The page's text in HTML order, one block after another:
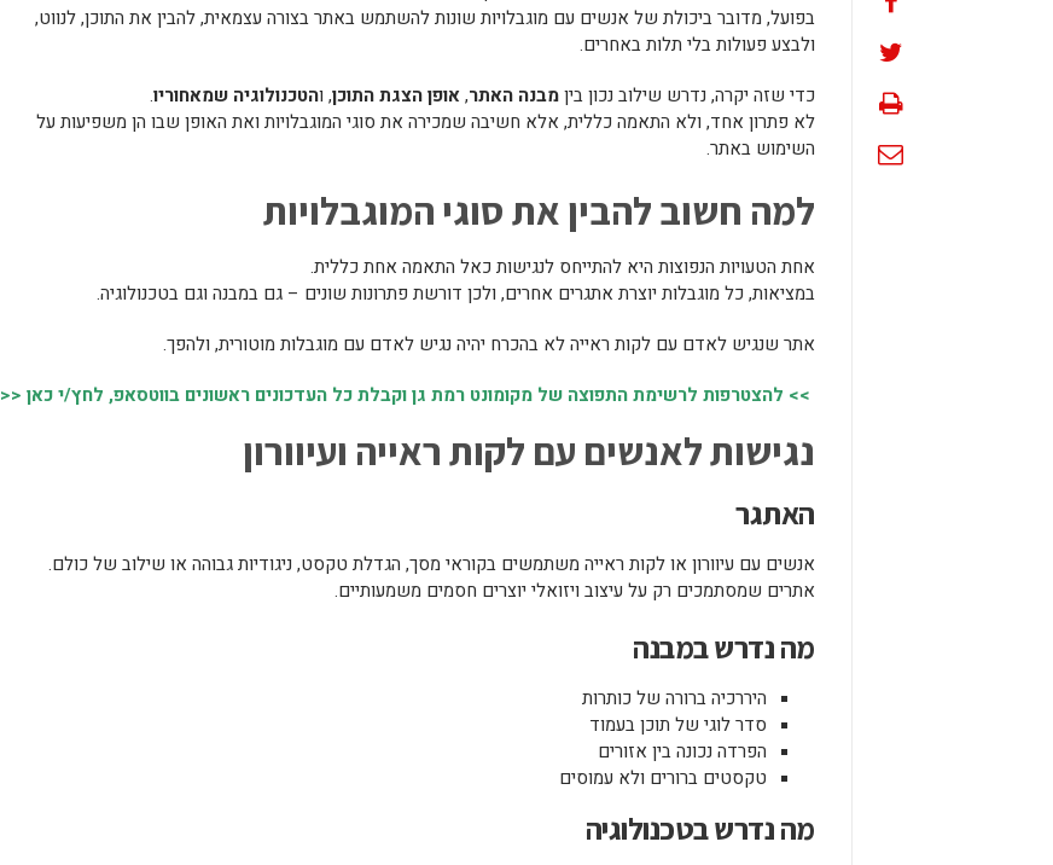
בפועל, מדובר ביכולת של אנשים עם מוגבלויות שונות להשתמש באתר בצורה עצמאית, להבין את התוכן, לנווט,
ולבצע פעולות בלי תלות באחרים.
כדי שזה יקרה, נדרש שילוב נכון ביןמבנה האתר,אופן הצגת התוכן, והטכנולוגיה שמאחוריו.
לא פתרון אחד, ולא התאמה כללית, אלא חשיבה שמכירה את סוגי המוגבלויות ואת האופן שבו הן משפיעות על
השימוש באתר.
למה חשוב להבין את סוגי המוגבלויות
אחת הטעויות הנפוצות היא להתייחס לנגישות כאל התאמה אחת כללית.
במציאות, כל מוגבלות יוצרת אתגרים אחרים, ולכן דורשת פתרונות שונים – גם במבנה וגם בטכנולוגיה.
אתר שנגיש לאדם עם לקות ראייה לא בהכרח יהיה נגיש לאדם עם מוגבלות מוטורית, ולהפך.
>> להצטרפות לרשימת התפוצה של מקומונט רמת גן וקבלת כל העדכונים ראשונים בווטסאפ, לחץ/י כאן <<
נגישות לאנשים עם לקות ראייה ועיוורון
האתגר
אנשים עם עיוורון או לקות ראייה משתמשים בקוראי מסך, הגדלת טקסט, ניגודיות גבוהה או שילוב של כולם.
אתרים שמסתמכים רק על עיצוב ויזואלי יוצרים חסמים משמעותיים.
מה נדרש במבנה
היררכיה ברורה של כותרות
סדר לוגי של תוכן בעמוד
הפרדה נכונה בין אזורים
טקסטים ברורים ולא עמוסים
מה נדרש בטכנולוגיה